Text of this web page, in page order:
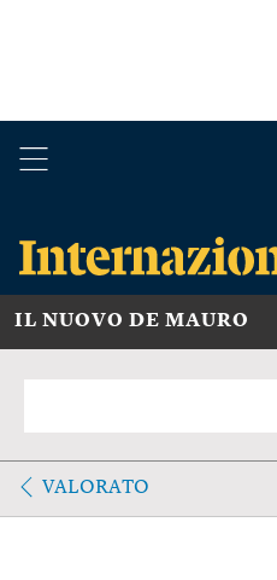
IL NUOVO DE MAURO
VALORATO